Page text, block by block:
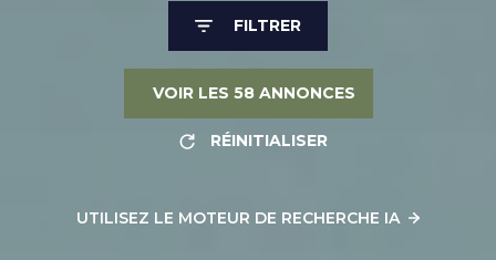
FILTRER
VOIR LES 58ANNONCES
RÉINITIALISER
UTILISEZ LE MOTEUR DE RECHERCHE IA